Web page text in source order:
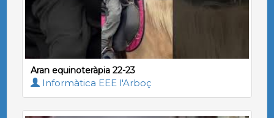
Aran equinoteràpia 22-23
Informàtica EEE l'Arboç